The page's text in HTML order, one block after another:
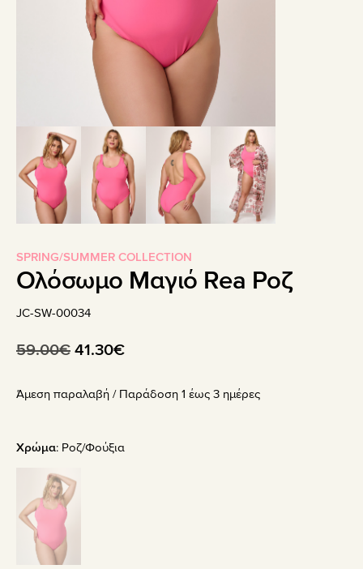
SPRING/SUMMER COLLECTION
Ολόσωμο Μαγιό Rea Ροζ
JC-SW-00034
59.00€ Original
was:
41.30€Η
τιμή
41.30€.
Άμεση παραλαβή / Παράδoση 1 έως 3 ημέρες
Χρώμα: Ροζ/Φούξια